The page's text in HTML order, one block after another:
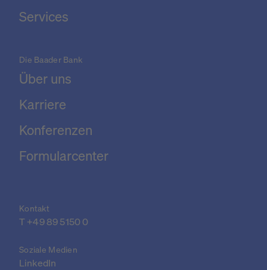
Services
Die Baader Bank
Über uns
Karriere
Konferenzen
Formularcenter
Kontakt
T +49 89 5150 0
Soziale Medien
LinkedIn